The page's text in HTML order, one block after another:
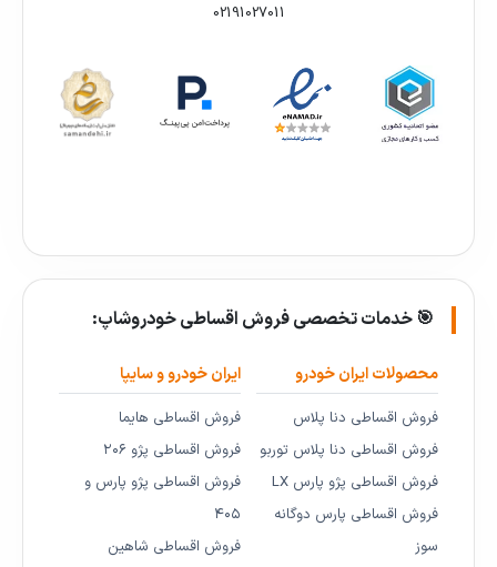
02191027011
🎯 خدمات تخصصی فروش اقساطی خودروشاپ:
محصولات ایران خودرو
فروش اقساطی دنا پلاس
فروش اقساطی دنا پلاس توربو
فروش اقساطی پژو پارس LX
فروش اقساطی پارس دوگانه
سوز
ایران خودرو و سایپا
فروش اقساطی هایما
فروش اقساطی پژو ۲۰۶
فروش اقساطی پژو پارس و
۴۰۵
فروش اقساطی شاهین